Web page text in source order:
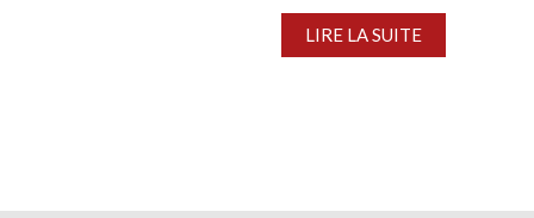
persistante de la filière automobile plombe le
segment de la construction, en meilleure...
LIRE LA SUITE